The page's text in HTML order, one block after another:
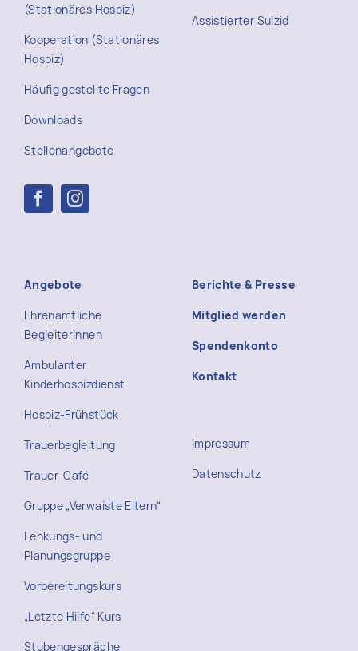
(Stationäres Hospiz)
Kooperation (Stationäres
Hospiz)
Häufig gestellte Fragen
Downloads
Stellenangebote
Assistierter Suizid
Angebote
Ehrenamtliche
BegleiterInnen
Ambulanter
Kinderhospizdienst
Hospiz-Frühstück
Trauerbegleitung
Trauer-Café
Gruppe „Verwaiste Eltern“
Lenkungs- und
Planungsgruppe
Vorbereitungskurs
„Letzte Hilfe“ Kurs
Stubengespräche
Berichte & Presse
Mitglied werden
Spendenkonto
Kontakt
Impressum
Datenschutz